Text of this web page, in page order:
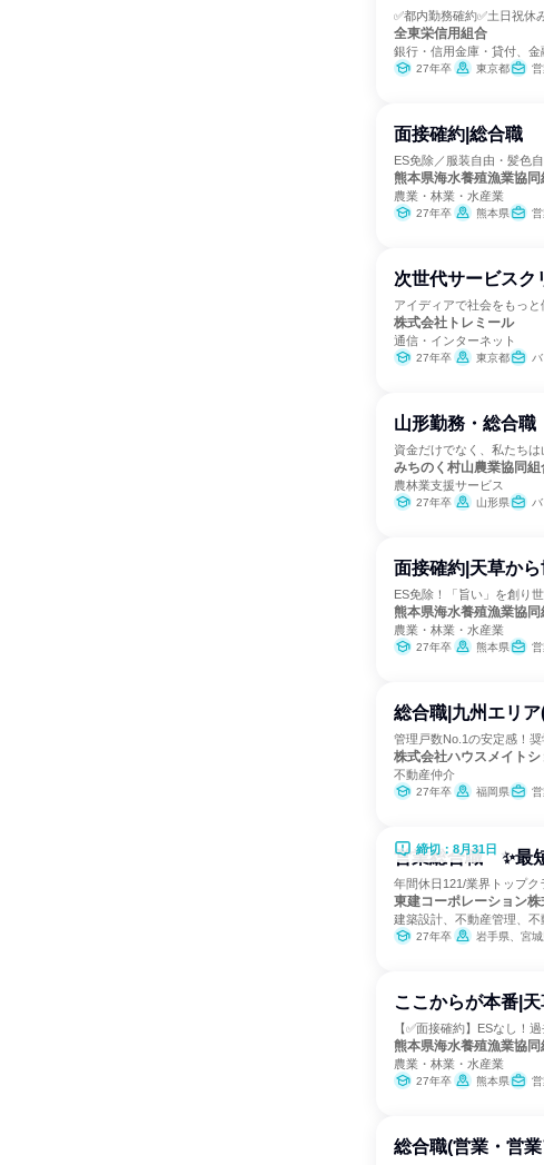
✅都内勤務確約✅土日祝休
全東栄信用組合
銀行・信用金庫・貸付、金
27年卒 東京都
面接確約|総合職
ES免除／服装自由・髪色
熊本県海水養殖漁業協同
農業・林業・水産業
27年卒 熊本県
次世代サービスク
アイディアで社会をもっ
株式会社トレミール
通信・インターネット
27年卒 東京都 バ
山形勤務・総合職
資金だけでなく、私たちは
みちのく村山農業協同組
農林業支援サービス
27年卒 山形県 バ
面接確約|天草か
ES免除！「旨い」を創り
熊本県海水養殖漁業協同
農業・林業・水産業
27年卒 熊本県
総合職|九州エリ
管理戸数No.1の安定感！
株式会社ハウスメイトシ
不動産仲介
27年卒 福岡県 営
締切：8月31日
営業総合職 ✨最
年間休日121/業界トップ
東建コーポレーション株
建築設計、不動産管理、不
27年卒 岩手県、宮城県、山形県、福島県、茨城県、栃木県、群馬県、埼玉県、千葉
ここからが本番|
【✅面接確約】ESなし！
熊本県海水養殖漁業協同
農業・林業・水産業
27年卒 熊本県
総合職(営業・営